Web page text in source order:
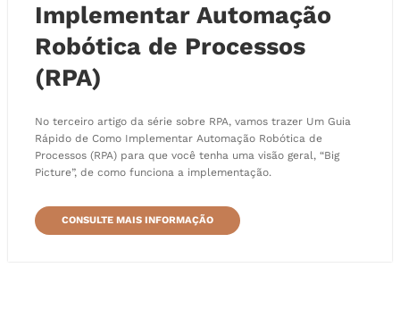
Implementar Automação
Robótica de Processos
(RPA)
No terceiro artigo da série sobre RPA, vamos trazer Um Guia
Rápido de Como Implementar Automação Robótica de
Processos (RPA) para que você tenha uma visão geral, “Big
Picture”, de como funciona a implementação.
CONSULTE MAIS INFORMAÇÃO